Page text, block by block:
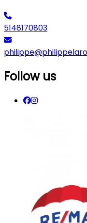
5148170803
Follow us